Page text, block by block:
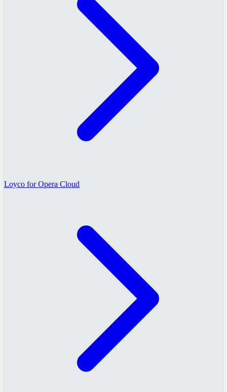
Loyco for Opera Cloud